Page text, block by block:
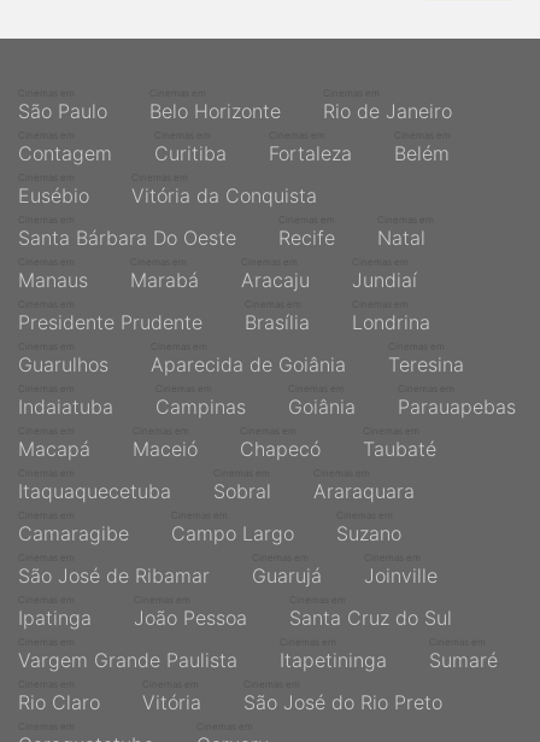
São Paulo Belo Horizonte Rio de Janeiro
Contagem Curitiba Fortaleza Belém
Eusébio Vitória da Conquista
Santa Bárbara Do Oeste Recife Natal
Manaus Marabá Aracaju Jundiaí
Presidente Prudente Brasília Londrina
Guarulhos Aparecida de Goiânia Teresina
Indaiatuba Campinas Goiânia Parauapebas
Macapá Maceió Chapecó Taubaté
Itaquaquecetuba Sobral Araraquara
Camaragibe Campo Largo Suzano
São José de Ribamar Guarujá Joinville
Ipatinga João Pessoa Santa Cruz do Sul
Vargem Grande Paulista Itapetininga Sumaré
Rio Claro Vitória São José do Rio Preto